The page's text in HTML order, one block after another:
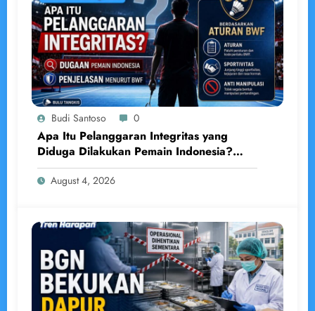
Budi Santoso 0
Apa Itu Pelanggaran Integritas yang
Diduga Dilakukan Pemain Indonesia?
Penjelasan Lengkap Menurut BWF
August 4, 2026